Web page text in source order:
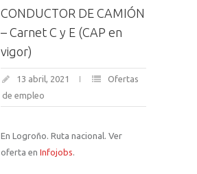
CONDUCTOR DE CAMIÓN
– Carnet C y E (CAP en
vigor)
13 abril, 2021
Ofertas
de empleo
En Logroño. Ruta nacional. Ver
oferta en Infojobs.